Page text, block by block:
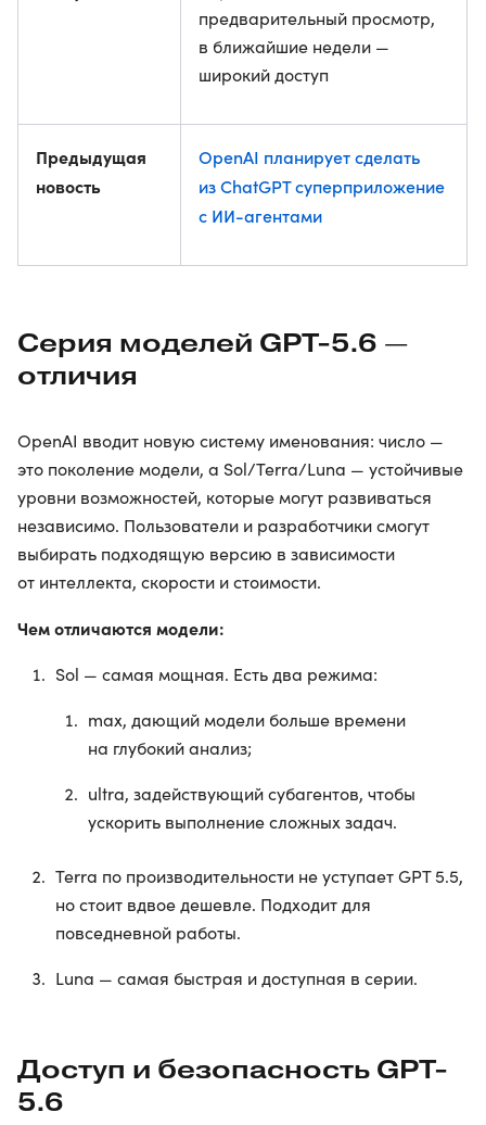
предварительный просмотр,
в ближайшие недели —
широкий доступ
Предыдущая
новость
OpenAI планирует сделать
из ChatGPT суперприложение
с ИИ-агентами
Серия моделей GPT-5.6 —
отличия
OpenAI вводит новую систему именования: число —
это поколение модели, а Sol/Terra/Luna — устойчивые
уровни возможностей, которые могут развиваться
независимо. Пользователи и разработчики смогут
выбирать подходящую версию в зависимости
от интеллекта, скорости и стоимости.
Чем отличаются модели:
Sol — самая мощная. Есть два режима:
max, дающий модели больше времени
на глубокий анализ;
ultra, задействующий субагентов, чтобы
ускорить выполнение сложных задач.
Terra по производительности не уступает GPT 5.5,
но стоит вдвое дешевле. Подходит для
повседневной работы.
Luna — самая быстрая и доступная в серии.
Доступ и безопасность GPT-
5.6